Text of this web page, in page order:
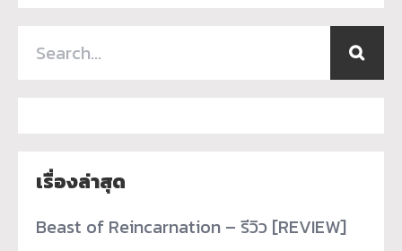
เรื่องล่าสุด
Beast of Reincarnation – รีวิว [REVIEW]